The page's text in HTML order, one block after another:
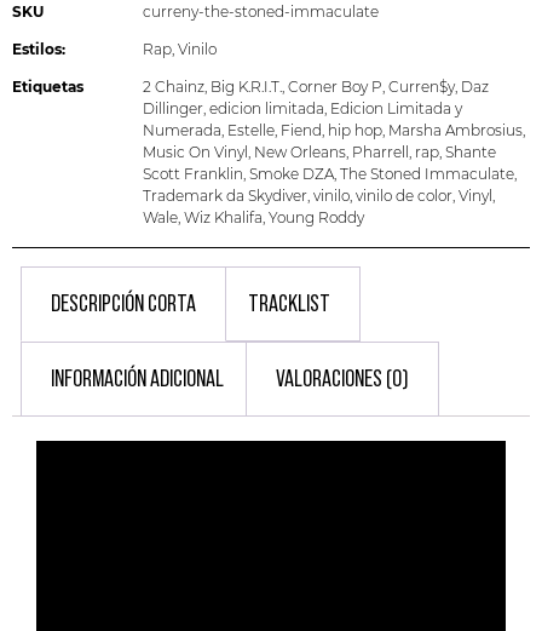
SKU
curreny-the-stoned-immaculate
Estilos: Rap Vinilo
Etiquetas 2 Chainz Big K.R.I.T. Corner Boy P Curren$y, Daz
Dillinger edicion limitada Edicion Limitada y
Numerada Estelle Fiend hip hop Marsha Ambrosius
Music On Vinyl New Orleans Pharrell rap Shante
Scott Franklin Smoke DZA The Stoned Immaculate
Trademark da Skydiver vinilo vinilo de color Vinyl
Wale Wiz Khalifa Young Roddy
DESCRIPCIÓN CORTA TRACKLIST
INFORMACIÓN ADICIONAL VALORACIONES (0)